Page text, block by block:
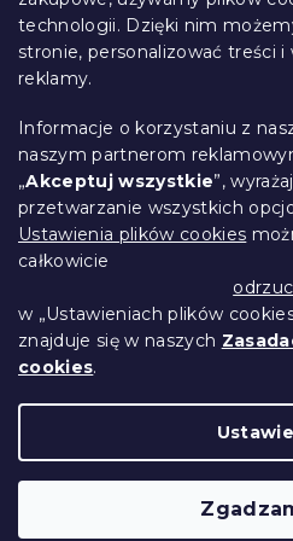
technologii. Dzięki nim
stronie, personalizować treści
reklamy.
Informacje o korzystaniu z
naszym partnerom
„Akceptuj wszystkie”,
przetwarzanie wszystkich
Ustawienia plików cookies
całkowicie
w „Ustawieniach plików
znajduje się w naszych
cookies.
i
l
i
y
Śledzenie zamówienia
Opcje dostawy
Metody płatności
Reklamacje i zwroty
Kontakt
Regulamin
Ochrona danych
Kodeks etyczny
Dla partnerów
Copyright 2026
Wszystkie prawa
plików